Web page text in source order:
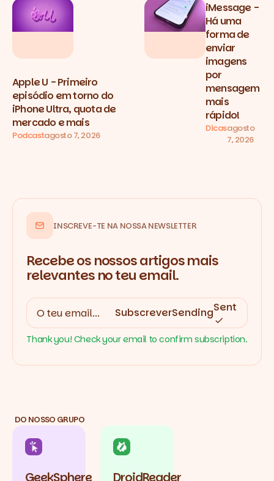
Apple U - Primeiro
episódio em torno do
iPhone Ultra, quota de
mercado e mais
Podcastagosto 7, 2026
iMessage -
Há uma
forma de
enviar
imagens
por
mensagem
mais
rápido!
Dicasagosto
7, 2026
INSCREVE-TE NA NOSSA NEWSLETTER
Recebe os nossos artigos mais
relevantes no teu email.
SubscreverSendingSent
Thank you! Check your email to confirm subscription.
DO NOSSO GRUPO
GeekSphere DroidReader